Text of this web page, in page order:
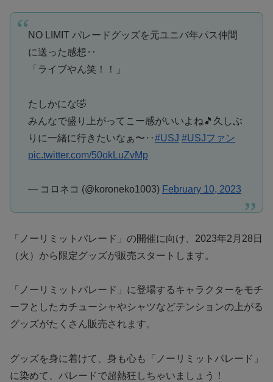
NO LIMIT パレードグッズを元ユニバ年パス仲間
に送った感想‥
「ライブやん笑！！」
たしかにな🤣
みんなで盛り上がってこー感がいいよね🎵久しぶ
りに一緒に行きたいなぁ〜‥#USJ #USJファン
pic.twitter.com/50okLuZvMp
— コロネコ (@koroneko1003) February 10, 2023
「ノーリミットパレード」の開催に向け、2023年2月28日
（火）から限定グッズが販売スタートします。
「ノーリミットパレード」に登場するキャラクターをモチ
ーフとしたカチューシャやシャツなどテンションの上がる
グッズがたくさん販売されます。
グッズを身に着けて、身も心も「ノーリミットパレード」
に染めて、パレードで超熱狂しちゃいましょう！